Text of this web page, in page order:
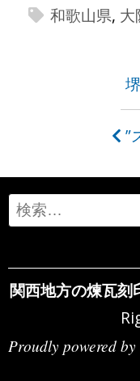
和歌山県, 大
ビ
ゲ
ー
シ
ョ
”
Search
for:
関西地方の煉瓦刻
Proudly powered by